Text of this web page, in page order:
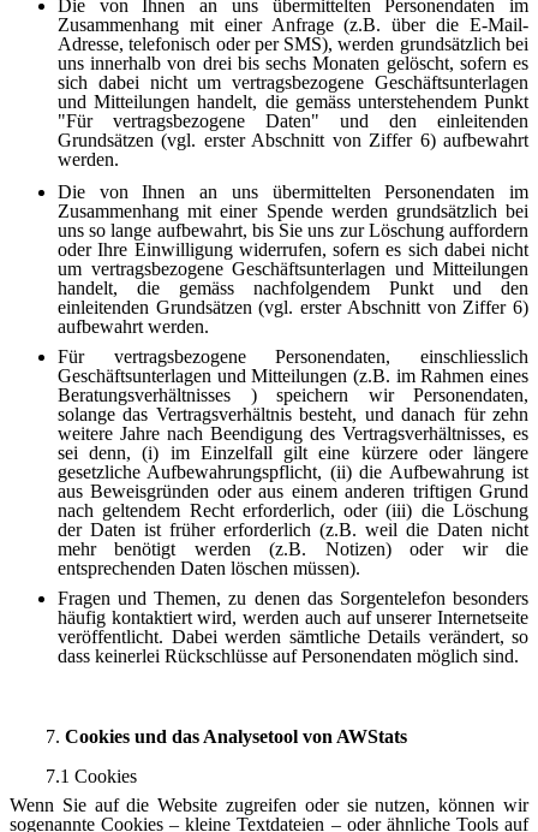
Die von Ihnen an uns übermittelten Personendaten im
Zusammenhang mit einer Anfrage (z.B. über die E-Mail-
Adresse, telefonisch oder per SMS), werden grundsätzlich bei
uns innerhalb von drei bis sechs Monaten gelöscht, sofern es
sich dabei nicht um vertragsbezogene Geschäftsunterlagen
und Mitteilungen handelt, die gemäss unterstehendem Punkt
"Für vertragsbezogene Daten" und den einleitenden
Grundsätzen (vgl. erster Abschnitt von Ziffer 6) aufbewahrt
werden.
Die von Ihnen an uns übermittelten Personendaten im
Zusammenhang mit einer Spende werden grundsätzlich bei
uns so lange aufbewahrt, bis Sie uns zur Löschung auffordern
oder Ihre Einwilligung widerrufen, sofern es sich dabei nicht
um vertragsbezogene Geschäftsunterlagen und Mitteilungen
handelt, die gemäss nachfolgendem Punkt und den
einleitenden Grundsätzen (vgl. erster Abschnitt von Ziffer 6)
aufbewahrt werden.
Für vertragsbezogene Personendaten, einschliesslich
Geschäftsunterlagen und Mitteilungen (z.B. im Rahmen eines
Beratungsverhältnisses ) speichern wir Personendaten,
solange das Vertragsverhältnis besteht, und danach für zehn
weitere Jahre nach Beendigung des Vertragsverhältnisses, es
sei denn, (i) im Einzelfall gilt eine kürzere oder längere
gesetzliche Aufbewahrungspflicht, (ii) die Aufbewahrung ist
aus Beweisgründen oder aus einem anderen triftigen Grund
nach geltendem Recht erforderlich, oder (iii) die Löschung
der Daten ist früher erforderlich (z.B. weil die Daten nicht
mehr benötigt werden (z.B. Notizen) oder wir die
entsprechenden Daten löschen müssen).
Fragen und Themen, zu denen das Sorgentelefon besonders
häufig kontaktiert wird, werden auch auf unserer Internetseite
veröffentlicht. Dabei werden sämtliche Details verändert, so
dass keinerlei Rückschlüsse auf Personendaten möglich sind.
7. Cookies und das Analysetool von AWStats
7.1 Cookies
Wenn Sie auf die Website zugreifen oder sie nutzen, können wir
sogenannte Cookies – kleine Textdateien – oder ähnliche Tools auf